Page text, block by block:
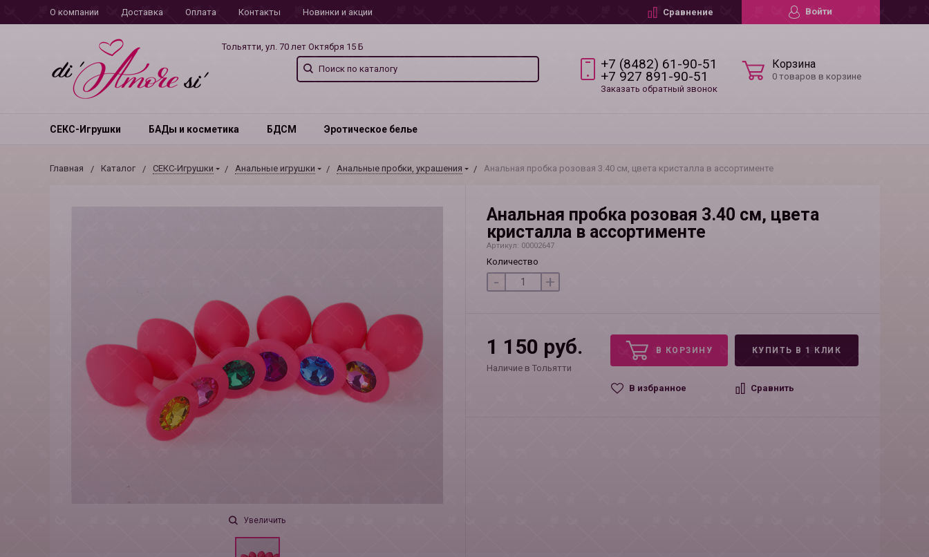
О компании Доставка Оплата Контакты Новинки и акции Сравнение Войти
Тольятти, ул. 70 лет Октября 15 Б
+7 (8482) 61-90-51
+7 927 891-90-51
Заказать обратный звонок
Корзина
0 товаров в корзине
СЕКС-Игрушки БАДы и косметика БДСМ Эротическое белье
Главная Каталог СЕКС-Игрушки Анальные игрушки Анальные пробки, украшения Анальная пробка розовая 3.40 см, цвета кристалла в ассортименте
Увеличить
Анальная пробка розовая 3.40 см, цвета
кристалла в ассортименте
Артикул: 00002647
Количество
- +
1 150 руб.
Наличие в Тольятти
В КОРЗИНУ КУПИТЬ В 1 КЛИК
В избранное Сравнить